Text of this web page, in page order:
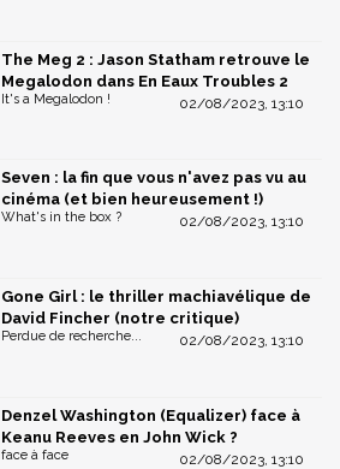
The Meg 2 : Jason Statham retrouve le
Megalodon dans En Eaux Troubles 2
02/08/2023, 13:10
It's a Megalodon !
Seven : la fin que vous n'avez pas vu au
cinéma (et bien heureusement !)
02/08/2023, 13:10
What's in the box ?
Gone Girl : le thriller machiavélique de
David Fincher (notre critique)
02/08/2023, 13:10
Perdue de recherche...
Denzel Washington (Equalizer) face à
Keanu Reeves en John Wick ?
02/08/2023, 13:10
face à face